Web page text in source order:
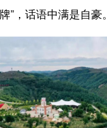
”，话语中满是自豪。